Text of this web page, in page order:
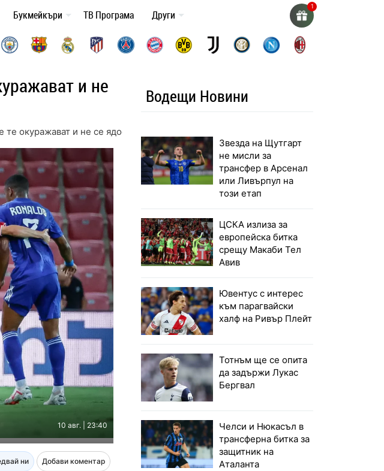
Букмейкъри ТВ Програма Други
и не
окуражават и не се ядосват
10 авг. | 23:40
ни Добави коментар
Водещи Новини
Звезда на Щутгарт
не мисли за
трансфер в Арсенал
или Ливърпул на
този етап
ЦСКА излиза за
европейска битка
срещу Макаби Тел
Авив
Ювентус с интерес
към парагвайски
халф на Ривър Плейт
Тотнъм ще се опита
да задържи Лукас
Бергвал
Челси и Нюкасъл в
трансферна битка за
защитник на
Аталанта